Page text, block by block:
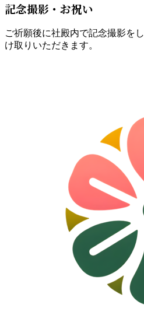
記念撮影・お祝い
ご祈願後に社殿内で記念撮影を
け取りいただきます。